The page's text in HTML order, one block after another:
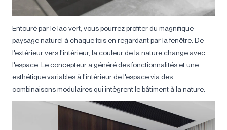
Entouré par le lac vert, vous pourrez profiter du magnifique
paysage naturel à chaque fois en regardant par la fenêtre. De
l'extérieur vers l'intérieur, la couleur de la nature change avec
l'espace. Le concepteur a généré des fonctionnalités et une
esthétique variables à l'intérieur de l'espace via des
combinaisons modulaires qui intègrent le bâtiment à la nature.